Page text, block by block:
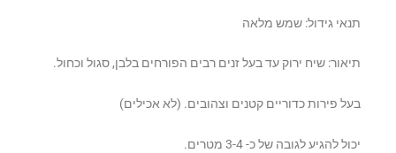
תנאי גידול: שמש מלאה
תיאור: שיח ירוק עד בעל זנים רבים הפורחים בלבן, סגול וכחול.
בעל פירות כדוריים קטנים וצהובים. (לא אכילים)
יכול להגיע לגובה של כ- 3-4 מטרים.